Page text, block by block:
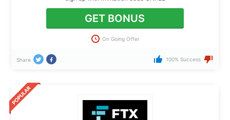
GET BONUS
On Going Offer
Share 100% Success